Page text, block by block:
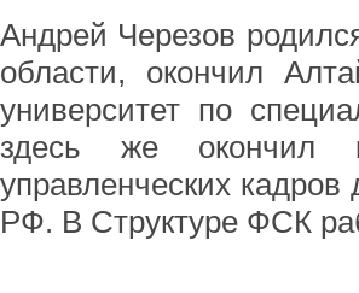
Андрей Черезов
области, окончил
университет по
здесь же окончил
управленческих кадров
РФ. В Структуре ФСК